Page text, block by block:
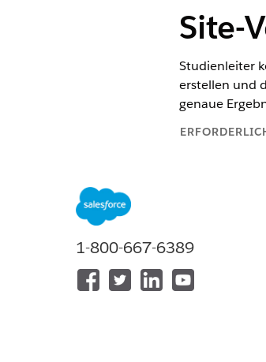
Site-
Studienleiter
erstellen und
genaue
Aktivieren des
1-800-667-6389